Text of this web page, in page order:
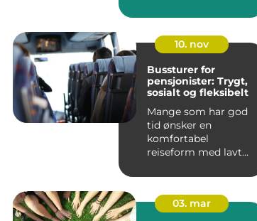
10. nov
Bussturer for
pensjonister: Trygt,
sosialt og fleksibelt
Mange som har god
tid ønsker en
komfortabel
reiseform med lavt
samtale...
03. mar